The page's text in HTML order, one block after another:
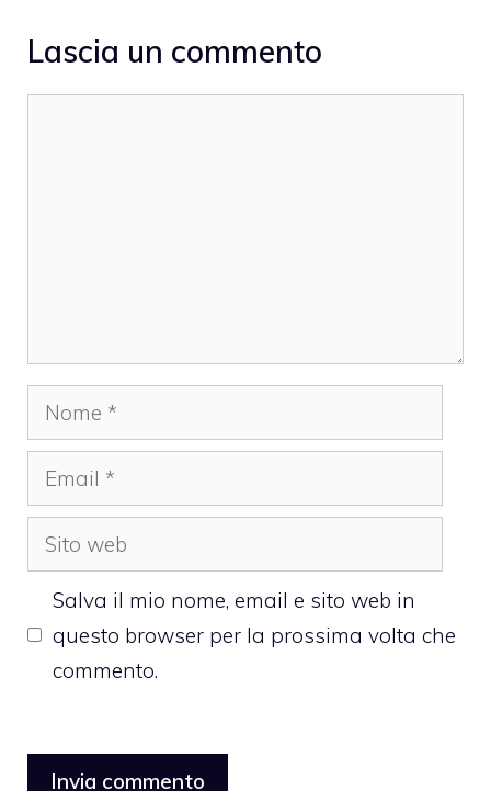
Lascia un commento
Nome
Email
Sito
web
Salva il mio nome, email e sito web in
questo browser per la prossima volta che
commento.